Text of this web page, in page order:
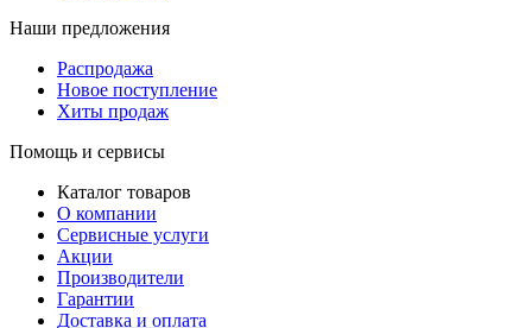
Наши предложения
Распродажа
Новое поступление
Хиты продаж
Помощь и сервисы
Каталог товаров
О компании
Сервисные услуги
Акции
Производители
Гарантии
Доставка и оплата